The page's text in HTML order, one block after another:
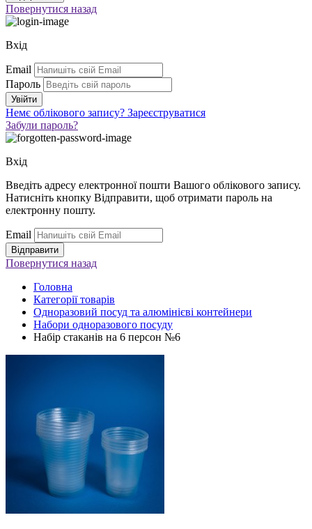
Повернутися назад
Вхід
Email
Пароль
Немє облікового запису? Зареєструватися
Забули пароль?
Вхід
Введіть адресу електронної пошти Вашого облікового запису.
Натисніть кнопку Відправити, щоб отримати пароль на
електронну пошту.
Email
Повернутися назад
Головна
Категорії товарів
Одноразовий посуд та алюмінієві контейнери
Набори одноразового посуду
Набір стаканів на 6 персон №6